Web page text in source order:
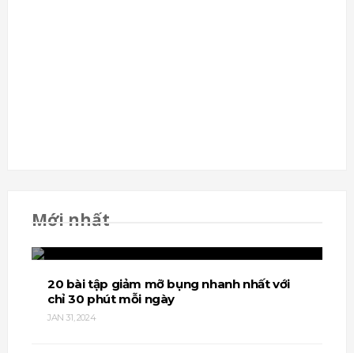
Mới nhất
gymer
20 bài tập giảm mỡ bụng nhanh nhất với
chỉ 30 phút mỗi ngày
JAN 31, 2024